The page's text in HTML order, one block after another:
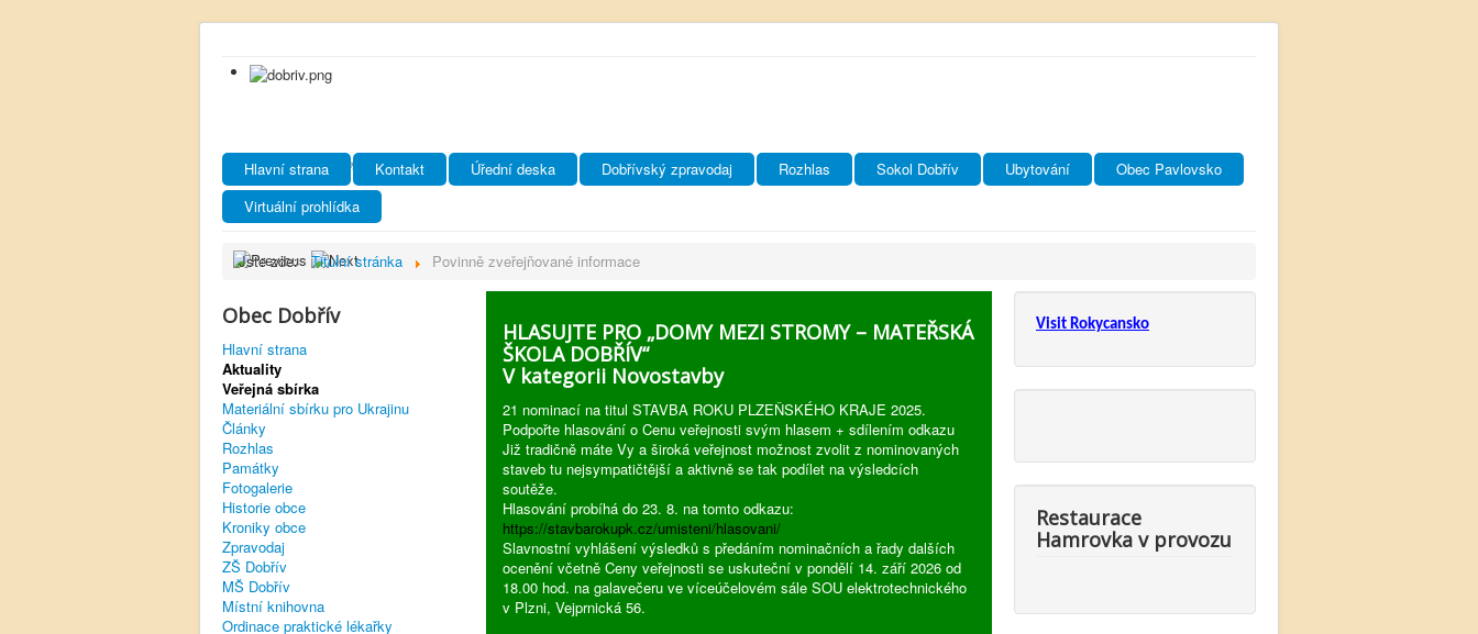
Hlavní strana Kontakt Úřední deska Dobřívský zpravodaj Rozhlas Sokol Dobřív Ubytování
Obec Pavlovsko
Virtuální prohlídka
Jste zde: Titulní stránka Povinně zveřejňované informace
Obec Dobřív
Hlavní strana
Aktuality
Veřejná sbírka
Materiální sbírku pro Ukrajinu
Články
Rozhlas
Památky
Fotogalerie
Historie obce
Kroniky obce
Zpravodaj
ZŠ Dobřív
MŠ Dobřív
Místní knihovna
Ordinace praktické lékařky
HLASUJTE PRO „DOMY MEZI STROMY – MATEŘSKÁ
ŠKOLA DOBŘÍV“
V kategorii Novostavby
21 nominací na titul STAVBA ROKU PLZEŇSKÉHO KRAJE 2025.
Podpořte hlasování o Cenu veřejnosti svým hlasem + sdílením odkazu
Již tradičně máte Vy a široká veřejnost možnost zvolit z nominovaných
staveb tu nejsympatičtější a aktivně se tak podílet na výsledcích
soutěže.
Hlasování probíhá do 23. 8. na tomto odkazu:
https://stavbarokupk.cz/umisteni/hlasovani/
Slavnostní vyhlášení výsledků s předáním nominačních a řady dalších
ocenění včetně Ceny veřejnosti se uskuteční v pondělí 14. září 2026 od
18.00 hod. na galavečeru ve víceúčelovém sále SOU elektrotechnického
v Plzni, Vejprnická 56.
Visit Rokycansko
Restaurace
Hamrovka v provozu